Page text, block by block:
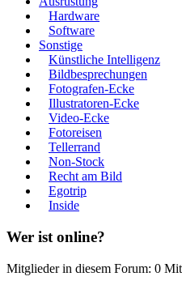
Hardware
Software
Sonstige
Künstliche Intelligenz
Bildbesprechungen
Fotografen-Ecke
Illustratoren-Ecke
Video-Ecke
Fotoreisen
Tellerrand
Non-Stock
Recht am Bild
Egotrip
Inside
Wer ist online?
Mitglieder in diesem Forum: 0